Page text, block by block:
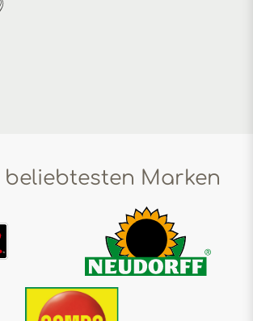
beliebtesten Marken